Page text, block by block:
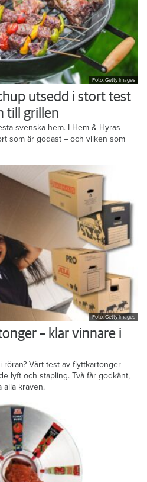
Foto: Getty Images
utsedd i stort test
till grillen
svenska hem. I Hem & Hyras
som är godast – och vilken som
Foto: Getty Images
– klar vinnare i
Vårt test av flyttkartonger
lyft och stapling. Två får godkänt,
alla kraven.